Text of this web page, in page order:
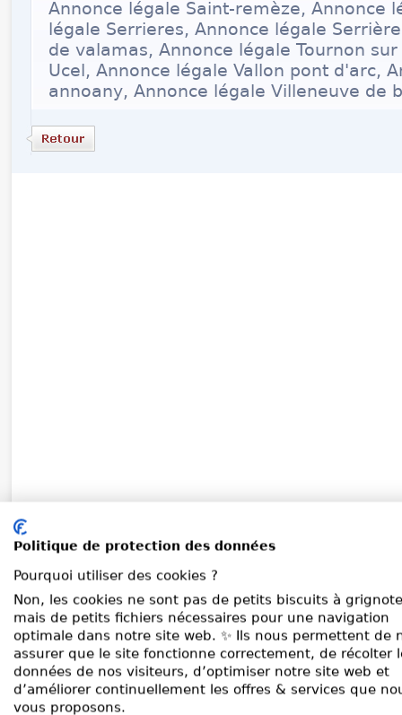
Annonce légale Saint-remèze, Annonce
légale Serrieres, Annonce légale
de valamas, Annonce légale Tournon
Ucel, Annonce légale Vallon pont d'arc,
annoany, Annonce légale Villeneuve de
Politique de protection des données
Pourquoi utiliser des cookies ?
Non, les cookies ne sont pas de petits biscuits à
mais de petits fichiers nécessaires pour une navigation
optimale dans notre site web. ✨ Ils nous permettent de
assurer que le site fonctionne correctement, de récolter
données de nos visiteurs, d’optimiser notre site web et
d’améliorer continuellement les offres & services que
vous proposons.